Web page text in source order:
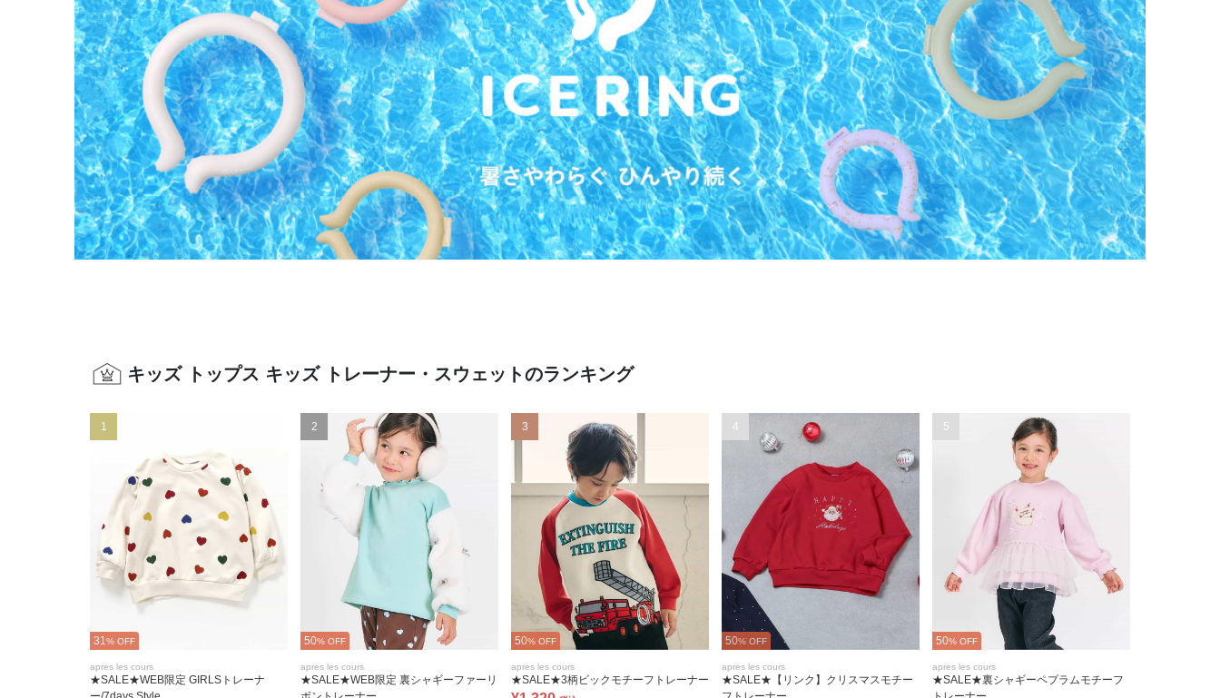
キッズ トップス キッズ トレーナー・スウェットのランキング
1
31% OFF
apres les cours
★SALE★WEB限定 GIRLSトレーナ
2
50% OFF
apres les cours
★SALE★WEB限定 裏シャギーファーリ
3
50% OFF
apres les cours
★SALE★3柄ビックモチーフトレーナー
4
50% OFF
apres les cours
★SALE★【リンク】クリスマスモチー
5
50% OFF
apres les cours
★SALE★裏シャギーペプラムモチーフ